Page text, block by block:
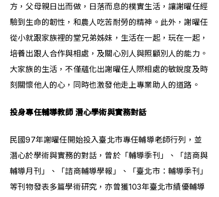
方，父母親日出而做，日落而息的樸實生活，讓謝曜任經
驗到生命的韌性，和農人吃苦耐勞的精神。此外，謝曜任
從小就跟家族裡的堂兄弟姊妹，生活在一起，玩在一起，
培養出跟人合作與相處，及關心別人與照顧別人的能力。
大家族的生活，不僅蘊化出謝曜任人際相處的敏銳度及時
刻關懷他人的心，同時也激發他走上專業助人的道路。
投身專任輔導教師 潛心學術與實務對話
民國97年謝曜任開始投入臺北市專任輔導老師行列，並
潛心於學術與實務的對話，曾於「輔導季刊」、「諮商與
輔導月刊」、「諮商輔導學報」、「臺北市：輔導季刊」
等刊物發表多篇學術研究，亦曾獲103年臺北市績優輔導